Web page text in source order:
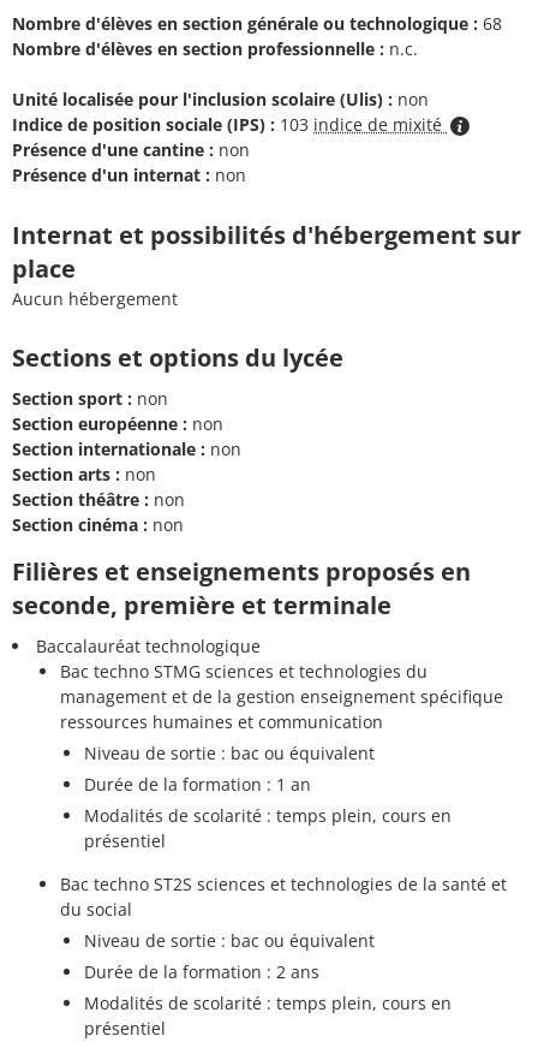
Nombre d'élèves en section générale ou technologique : 68
Nombre d'élèves en section professionnelle : n.c.
Unité localisée pour l'inclusion scolaire (Ulis) : non
Indice de position sociale (IPS) : 103 indice de mixité
Présence d'une cantine : non
Présence d'un internat : non
Internat et possibilités d'hébergement sur
place
Aucun hébergement
Sections et options du lycée
Section sport : non
Section européenne : non
Section internationale : non
Section arts : non
Section théâtre : non
Section cinéma : non
Filières et enseignements proposés en
seconde, première et terminale
Baccalauréat technologique
Bac techno STMG sciences et technologies du
management et de la gestion enseignement spécifique
ressources humaines et communication
Niveau de sortie : bac ou équivalent
Durée de la formation : 1 an
Modalités de scolarité : temps plein, cours en
présentiel
Bac techno ST2S sciences et technologies de la santé et
du social
Niveau de sortie : bac ou équivalent
Durée de la formation : 2 ans
Modalités de scolarité : temps plein, cours en
présentiel